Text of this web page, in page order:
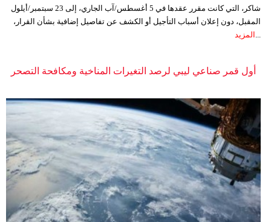
شاكر، التي كانت مقرر عقدها في 5 أغسطس/آب الجاري، إلى 23 سبتمبر/أيلول
المقبل، دون إعلان أسباب التأجيل أو الكشف عن تفاصيل إضافية بشأن القرار،
المزيد
أول قمر صناعي ليبي لرصد التغيرات المناخية ومكافحة التصحر